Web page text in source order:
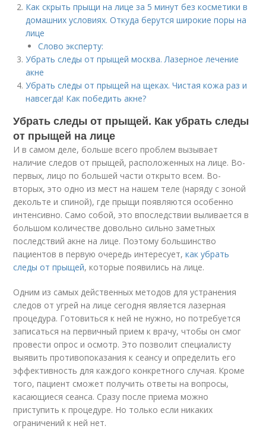
Как скрыть прыщи на лице за 5 минут без косметики в
домашних условиях. Откуда берутся широкие поры на
лице
Слово эксперту:
Убрать следы от прыщей москва. Лазерное лечение
акне
Убрать следы от прыщей на щеках. Чистая кожа раз и
навсегда! Как победить акне?
Убрать следы от прыщей. Как убрать следы
от прыщей на лице
И в самом деле, больше всего проблем вызывает
наличие следов от прыщей, расположенных на лице. Во-
первых, лицо по большей части открыто всем. Во-
вторых, это одно из мест на нашем теле (наряду с зоной
декольте и спиной), где прыщи появляются особенно
интенсивно. Само собой, это впоследствии выливается в
большом количестве довольно сильно заметных
последствий акне на лице. Поэтому большинство
пациентов в первую очередь интересует,как убрать
следы от прыщей, которые появились на лице.
Одним из самых действенных методов для устранения
следов от угрей на лице сегодня является лазерная
процедура. Готовиться к ней не нужно, но потребуется
записаться на первичный прием к врачу, чтобы он смог
провести опрос и осмотр. Это позволит специалисту
выявить противопоказания к сеансу и определить его
эффективность для каждого конкретного случая. Кроме
того, пациент сможет получить ответы на вопросы,
касающиеся сеанса. Сразу после приема можно
приступить к процедуре. Но только если никаких
ограничений к ней нет.